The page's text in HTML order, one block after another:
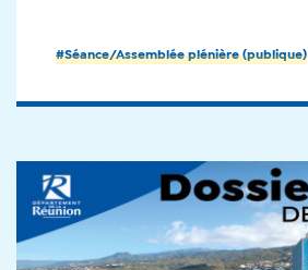
#Séance/Assemblée plénière (publique)